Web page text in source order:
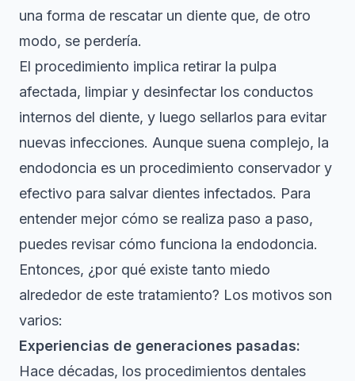
una forma de rescatar un diente que, de otro
modo, se perdería.
El procedimiento implica retirar la pulpa
afectada, limpiar y desinfectar los conductos
internos del diente, y luego sellarlos para evitar
nuevas infecciones. Aunque suena complejo, la
endodoncia es un procedimiento conservador y
efectivo para salvar dientes infectados. Para
entender mejor cómo se realiza paso a paso,
puedes revisar cómo funciona la endodoncia.
Entonces, ¿por qué existe tanto miedo
alrededor de este tratamiento? Los motivos son
varios:
Experiencias de generaciones pasadas:
Hace décadas, los procedimientos dentales